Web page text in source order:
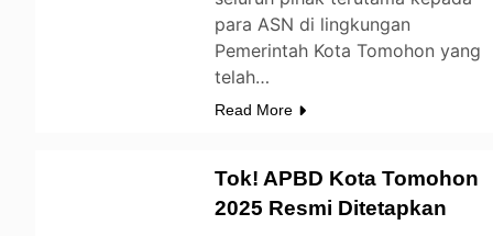
para ASN di lingkungan
Pemerintah Kota Tomohon yang
telah…
Read More
Tok! APBD Kota Tomohon
2025 Resmi Ditetapkan